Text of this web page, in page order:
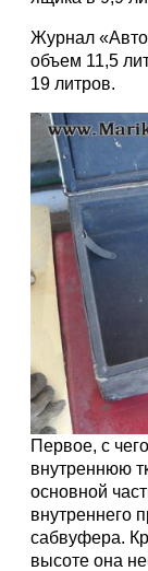
Журнал
объем 11,5
19 литров.
Первое, с
внутреннюю
основной
внутреннего
сабвуфера.
высоте она